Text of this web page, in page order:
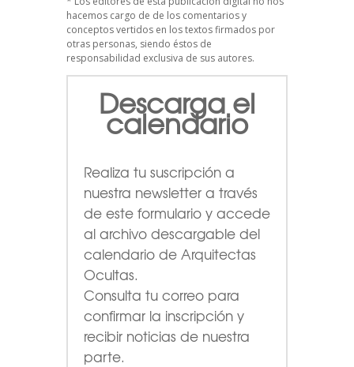
hacemos cargo de de los comentarios y
conceptos vertidos en los textos firmados por
otras personas, siendo éstos de
responsabilidad exclusiva de sus autores.
Descarga el
calendario
Realiza tu suscripción a
nuestra newsletter a través
de este formulario y accede
al archivo descargable del
calendario de Arquitectas
Ocultas.
Consulta tu correo para
confirmar la inscripción y
recibir noticias de nuestra
parte.